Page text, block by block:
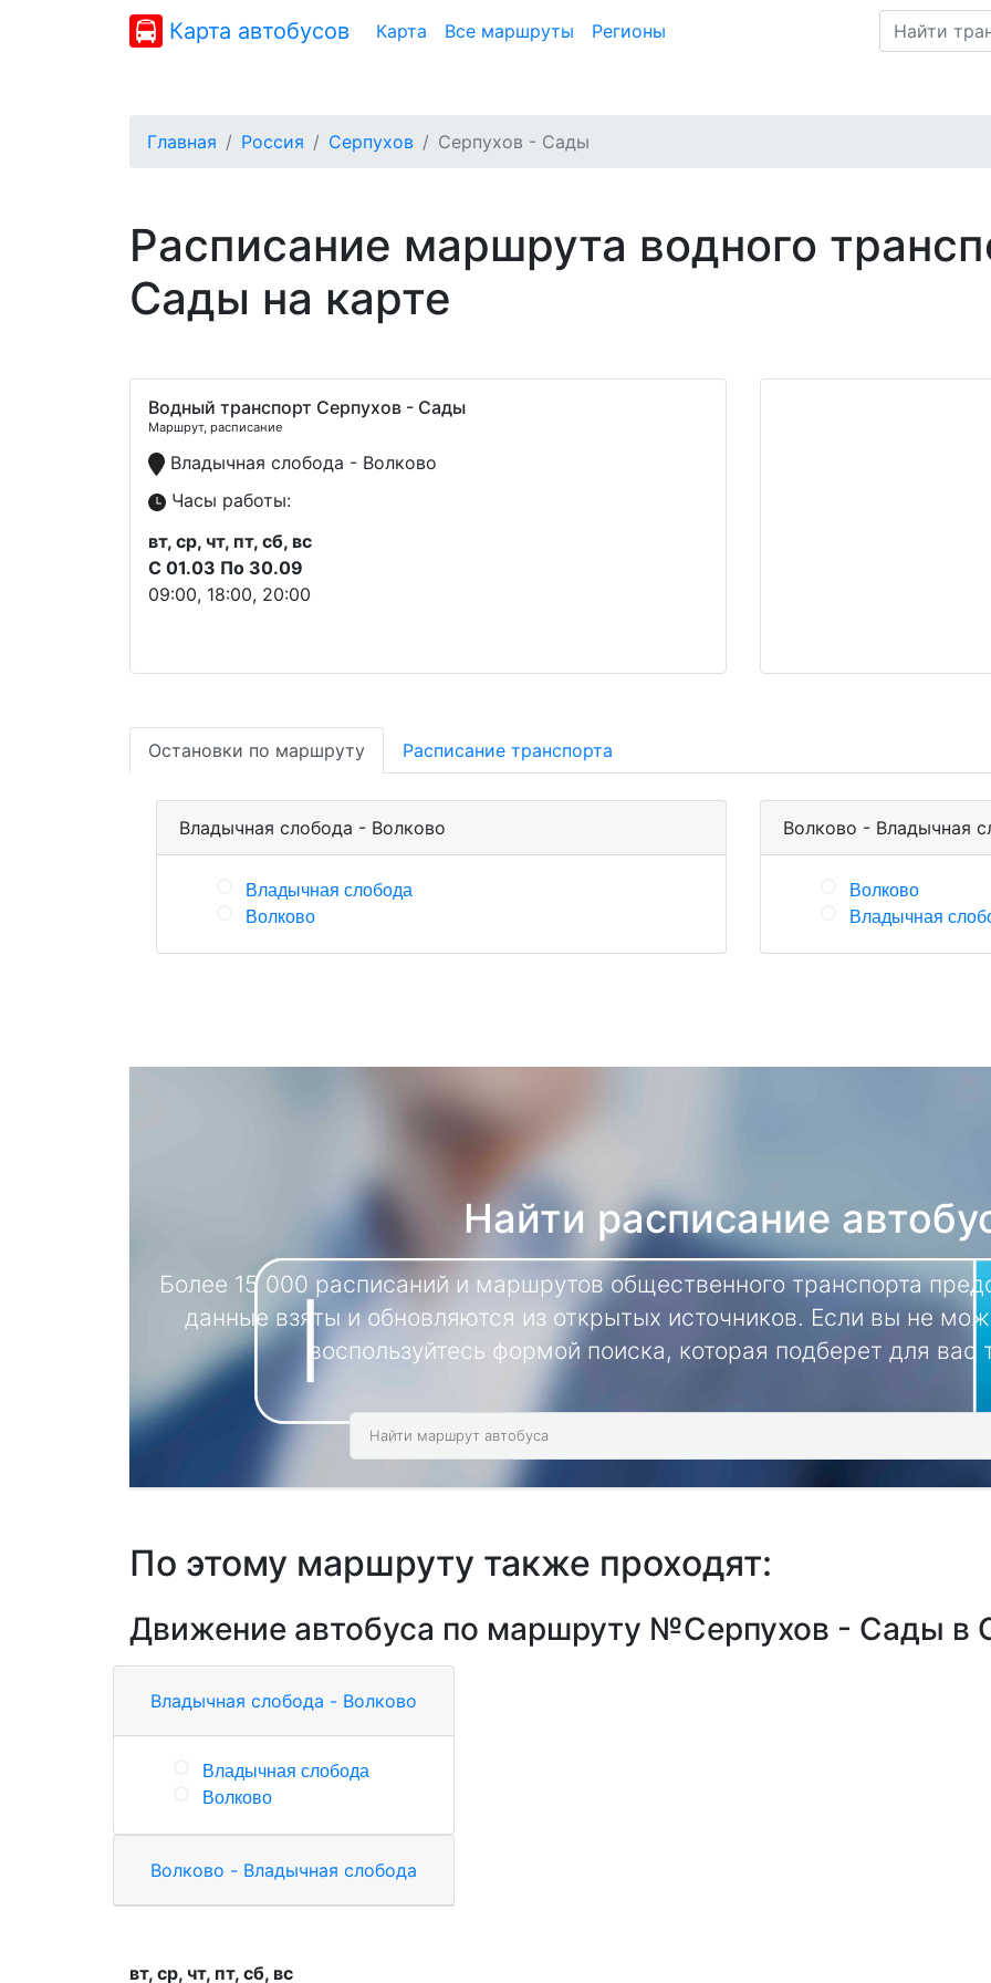
Карта автобусов Карта Все маршруты Регионы
Главная Россия Серпухов Серпухов - Сады
Расписание маршрута водного
Сады на карте
Водный транспорт Серпухов - Сады
Маршрут, расписание
Владычная слобода - Волково
Часы работы:
вт, ср, чт, пт, сб, вс
С 01.03 По 30.09
09:00, 18:00, 20:00
Остановки по маршруту Расписание транспорта
Владычная слобода - Волково
Владычная слобода
Волково
Волково - Владычная
Волково
Владычная
Найти расписание
Более 15 000 расписаний и маршрутов общественного транспорта
данные взяты и обновляются из открытых источников. Если вы не
воспользуйтесь формой поиска, которая подберет для
По этому маршруту также проходят:
Движение автобуса по маршруту №Серпухов - Сады в
Владычная слобода - Волково
Владычная слобода
Волково
Волково - Владычная слобода
вт, ср, чт, пт, сб, вс